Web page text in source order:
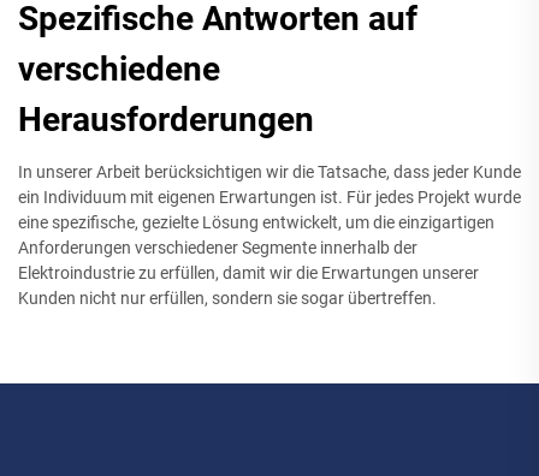
Spezifische Antworten auf
verschiedene
Herausforderungen
In unserer Arbeit berücksichtigen wir die Tatsache, dass jeder Kunde
ein Individuum mit eigenen Erwartungen ist. Für jedes Projekt wurde
eine spezifische, gezielte Lösung entwickelt, um die einzigartigen
Anforderungen verschiedener Segmente innerhalb der
Elektroindustrie zu erfüllen, damit wir die Erwartungen unserer
Kunden nicht nur erfüllen, sondern sie sogar übertreffen.